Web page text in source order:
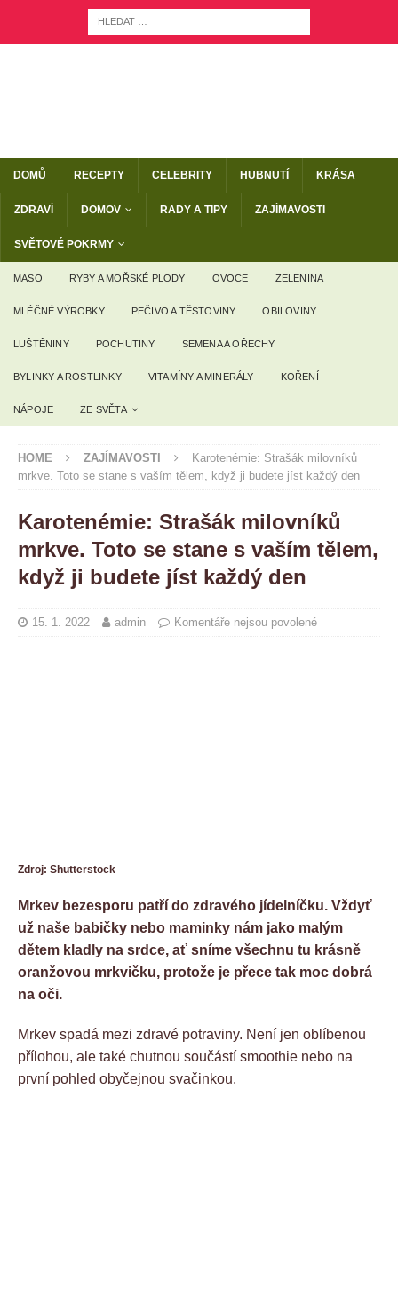
DOMŮ RECEPTY CELEBRITY HUBNUTÍ KRÁSA
ZDRAVÍ DOMOV RADY A TIPY ZAJÍMAVOSTI
SVĚTOVÉ POKRMY
MASO RYBY A MOŘSKÉ PLODY OVOCE ZELENINA
MLÉČNÉ VÝROBKY PEČIVO A TĚSTOVINY OBILOVINY
LUŠTĚNINY POCHUTINY SEMENA A OŘECHY
BYLINKY A ROSTLINKY VITAMÍNY A MINERÁLY KOŘENÍ
NÁPOJE ZE SVĚTA
HOME ZAJÍMAVOSTI
Karotenémie: Strašák milovníků
mrkve. Toto se stane s vaším tělem, když ji budete jíst každý den
Karotenémie: Strašák milovníků
mrkve. Toto se stane s vaším tělem,
když ji budete jíst každý den
15. 1. 2022 admin Komentáře nejsou povolené
Zdroj: Shutterstock
Mrkev bezesporu patří do zdravého jídelníčku. Vždyť
už naše babičky nebo maminky nám jako malým
dětem kladly na srdce, ať sníme všechnu tu krásně
oranžovou mrkvičku, protože je přece tak moc dobrá
na oči.
Mrkev spadá mezi zdravé potraviny. Není jen oblíbenou
přílohou, ale také chutnou součástí smoothie nebo na
první pohled obyčejnou svačinkou.